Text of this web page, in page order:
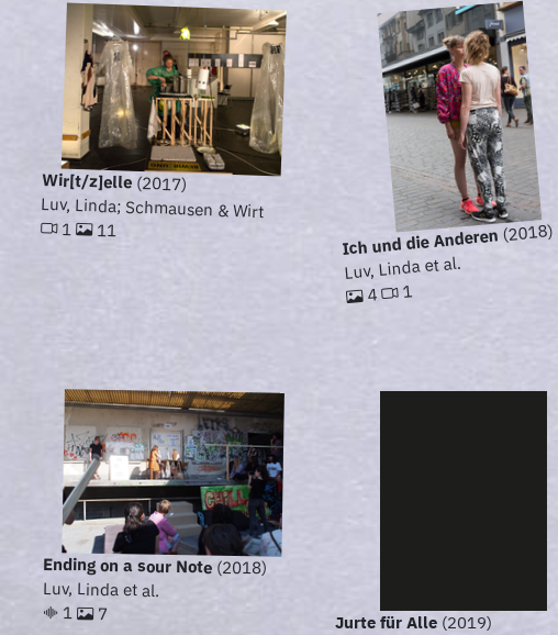
Wir[t/z]elle(2017)
Luv, Linda; Schmausen & Wirt
1 11 Ich und die Anderen(2018)
Luv, Linda et al.
4 1
Ending on a sour Note(2018)
Luv, Linda et al.
1 7 Jurte für Alle (2019)